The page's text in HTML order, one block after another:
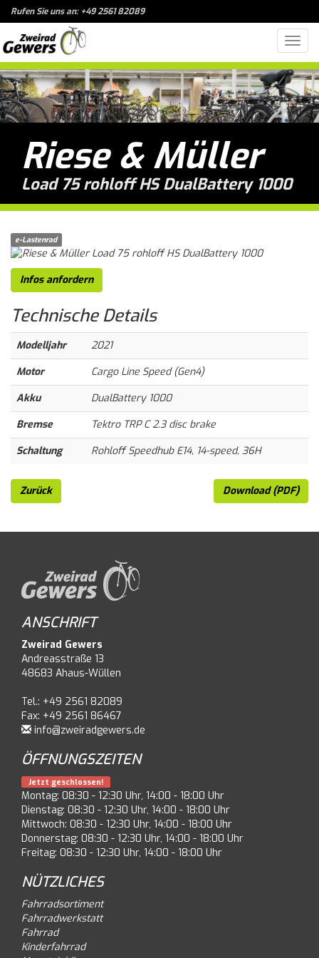
Rufen Sie uns an: +49 2561 82089
Riese & Müller
Load 75 rohloff HS DualBattery 1000
e-Lastenrad
Infos anfordern
TechnischeDetails
Modelljahr
2021
Motor
Cargo Line Speed (Gen4)
Akku
DualBattery 1000
Bremse
Tektro TRP C 2.3 disc brake
Schaltung
Rohloff Speedhub E14, 14-speed, 36H
Zurück Download (PDF)
ANSCHRIFT
Zweirad Gewers
Andreasstraße 13
48683 Ahaus-Wüllen
Tel.: +49 2561 82089
Fax: +49 2561 86467
info@zweiradgewers.de
ÖFFNUNGSZEITEN
Jetzt geschlossen!
Montag: 08:30 - 12:30 Uhr, 14:00 - 18:00 Uhr
Dienstag: 08:30 - 12:30 Uhr, 14:00 - 18:00 Uhr
Mittwoch: 08:30 - 12:30 Uhr, 14:00 - 18:00 Uhr
Donnerstag: 08:30 - 12:30 Uhr, 14:00 - 18:00 Uhr
Freitag: 08:30 - 12:30 Uhr, 14:00 - 18:00 Uhr
NÜTZLICHES
Fahrradsortiment
Fahrradwerkstatt
Fahrrad
Kinderfahrrad